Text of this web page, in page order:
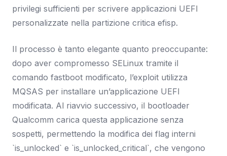
privilegi sufficienti per scrivere applicazioni UEFI
personalizzate nella partizione critica efisp.
Il processo è tanto elegante quanto preoccupante:
dopo aver compromesso SELinux tramite il
comando fastboot modificato, l’exploit utilizza
MQSAS per installare un’applicazione UEFI
modificata. Al riavvio successivo, il bootloader
Qualcomm carica questa applicazione senza
sospetti, permettendo la modifica dei flag interni
`is_unlocked` e `is_unlocked_critical`, che vengono